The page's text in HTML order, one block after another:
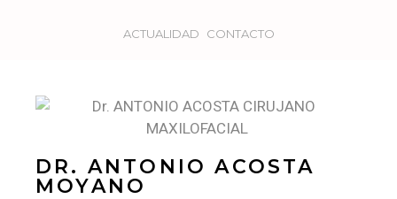
ACTUALIDAD CONTACTO
DR. ANTONIO ACOSTA
MOYANO